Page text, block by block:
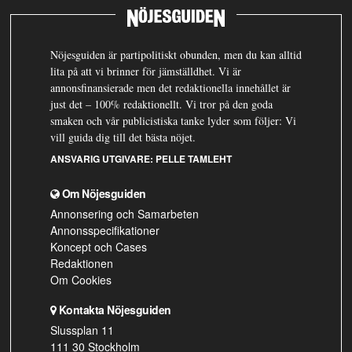
Nöjesguiden är partipolitiskt obunden, men du kan alltid
lita på att vi brinner för jämställdhet. Vi är
annonsfinansierade men det redaktionella innehållet är
just det – 100% redaktionellt. Vi tror på den goda
smaken och vår publicistiska tanke lyder som följer: Vi
vill guida dig till det bästa nöjet.
ANSVARIG UTGIVARE: PELLE TAMLEHT
Om Nöjesguiden
Annonsering och Samarbeten
Annonsspecifikationer
Koncept och Cases
Redaktionen
Om Cookies
Kontakta Nöjesguiden
Slussplan 11
111 30 Stockholm